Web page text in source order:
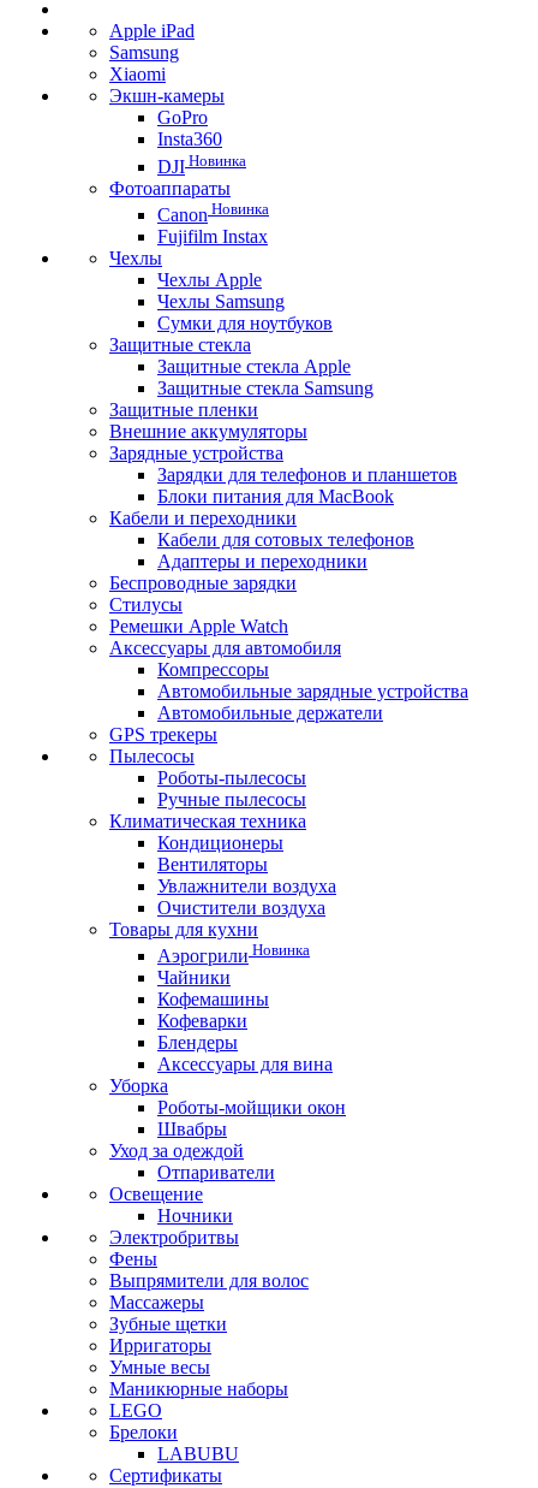
Apple iPad
Samsung
Xiaomi
Экшн-камеры
GoPro
Insta360
DJI Новинка
Фотоаппараты
Canon Новинка
Fujifilm Instax
Чехлы
Чехлы Apple
Чехлы Samsung
Сумки для ноутбуков
Защитные стекла
Защитные стекла Apple
Защитные стекла Samsung
Защитные пленки
Внешние аккумуляторы
Зарядные устройства
Зарядки для телефонов и планшетов
Блоки питания для MacBook
Кабели и переходники
Кабели для сотовых телефонов
Адаптеры и переходники
Беспроводные зарядки
Стилусы
Ремешки Apple Watch
Аксессуары для автомобиля
Компрессоры
Автомобильные зарядные устройства
Автомобильные держатели
GPS трекеры
Пылесосы
Роботы-пылесосы
Ручные пылесосы
Климатическая техника
Кондиционеры
Вентиляторы
Увлажнители воздуха
Очистители воздуха
Товары для кухни
Аэрогрили Новинка
Чайники
Кофемашины
Кофеварки
Блендеры
Аксессуары для вина
Уборка
Роботы-мойщики окон
Швабры
Уход за одеждой
Отпариватели
Освещение
Ночники
Электробритвы
Фены
Выпрямители для волос
Массажеры
Зубные щетки
Ирригаторы
Умные весы
Маникюрные наборы
LEGO
Брелоки
LABUBU
Сертификаты